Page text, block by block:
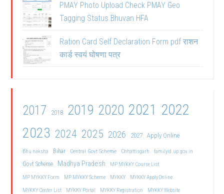
PMAY Photo Upload Check PMAY Geo
Tagging Status Bhuvan HFA
Ration Card Self Declaration Form pdf राशन
कार्ड स्वयं घोषणा पत्र
2017 2018 2019 2020 2021 2022
2023 2024 2025 2026 2027 Apply Online
Bhu naksha Bihar Central Govt Scheme Chhattisgarh familyid.up.gov.in
Govt Scheme Madhya Pradesh
MP MYKKY Course List
MP MYKKY Form
MP MYKKY Scheme MYKKY
MYKKY Apply Online
MYKKY Center List
MYKKY Portal MYKKY Registration
MYKKY Website